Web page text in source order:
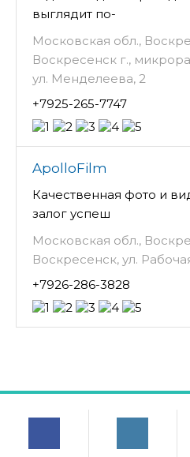
выглядит по-
Московская обл.,
Воскресенск г.,
ул. Менделеева, 2
+7925-265-7747
ApolloFilm
Качественная фото и
залог успеш
Московская обл.,
Воскресенск, ул.
+7926-286-3828